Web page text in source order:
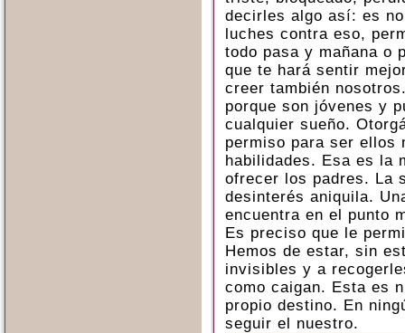
decirles algo así: es
luches contra eso,
todo pasa y mañana o
que te hará sentir
creer también
porque son jóvenes y
cualquier sueño.
permiso para ser ellos
habilidades. Esa es la
ofrecer los padres. La
desinterés aniquila.
encuentra en el punto
Es preciso que le
Hemos de estar, sin
invisibles y a
como caigan. Esta es
propio destino. En
seguir el nuestro.